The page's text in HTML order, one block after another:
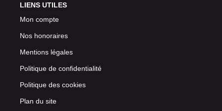
LIENS UTILES
Mon compte
Nos honoraires
Mentions légales
Politique de confidentialité
Politique des cookies
Plan du site